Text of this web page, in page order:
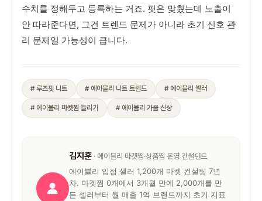
수치를 정해두고 등록하는 거죠. 핏은 맞췄는데 노출이
안 따라준다면, 그건 트렌드 문제가 아니라 초기 신호 관
리 문제일 가능성이 큽니다.
# 루즈핏 니트 # 에이블리 니트 트렌드 # 에이블리 셀러
# 에이블리 마켓찜 늘리기 # 에이블리 가을 신상
김지훈 · 에이블리 마켓찜·상품찜 운영 컨설턴트
에이블리 입점 셀러 1,200개 마켓 컨설팅 7년
차. 마켓찜 0개에서 3개월 만에 2,000개를 만
든 셀러부터 월 매출 1억 브랜드까지 초기 지표